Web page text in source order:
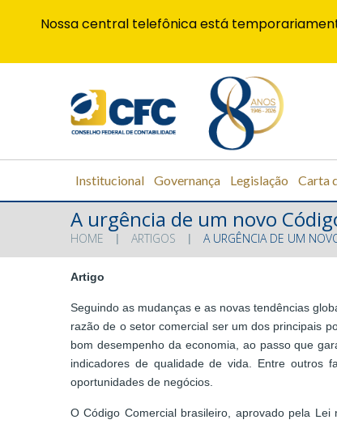
Institucional Governança Legislação Carta
A urgência de um novo
HOME ARTIGOS A URGÊNCIA DE UM
Artigo
Seguindo as mudanças e as novas tendências
razão de o setor comercial ser um dos principais
bom desempenho da economia, ao passo que
indicadores de qualidade de vida. Entre outros
oportunidades de negócios.
O Código Comercial brasileiro, aprovado pela
Nossa central telefônica está